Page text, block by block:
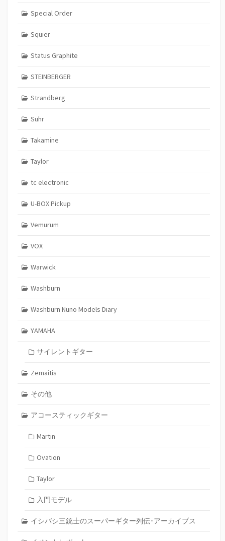
Special Order
Squier
Status Graphite
STEINBERGER
Strandberg
Suhr
Takamine
Taylor
tc electronic
U-BOX Pickup
Vemurum
VOX
Warwick
Washburn
Washburn Nuno Models Diary
YAMAHA
サイレントギター
Zemaitis
その他
アコースティックギター
Martin
Ovation
Taylor
入門モデル
イシバシ三銃士のスーパーギター列伝･アーカイブス